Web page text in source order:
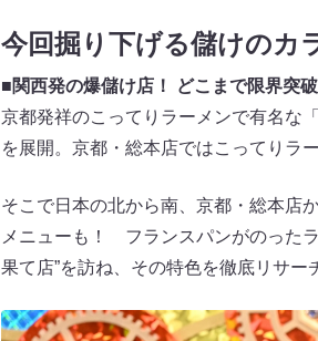
今回掘り下げる儲けのカ
■関西発の爆儲け店！ どこまで限界突
京都発祥のこってりラーメンで有名な
を展開。京都・総本店ではこってりラ
そこで日本の北から南、京都・総本店
メニューも！ フランスパンがのった
果て店”を訪ね、その特色を徹底リサー